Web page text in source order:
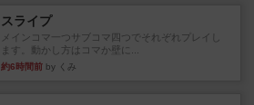
スライプ
メインコマ一つサブコマ四つでそれぞれプレイし
ます。動かし方はコマか壁に...
約6時間前 by くみ